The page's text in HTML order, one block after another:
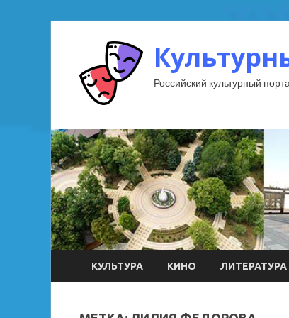
Российский культурный
КУЛЬТУРА КИНО ЛИТЕРАТУРА